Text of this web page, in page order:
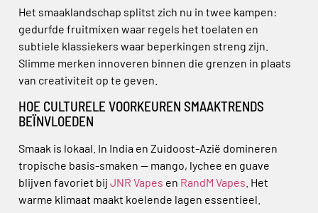
Het smaaklandschap splitst zich nu in twee kampen:
gedurfde fruitmixen waar regels het toelaten en
subtiele klassiekers waar beperkingen streng zijn.
Slimme merken innoveren binnen die grenzen in plaats
van creativiteit op te geven.
HOE CULTURELE VOORKEUREN SMAAKTRENDS
BEÏNVLOEDEN
Smaak is lokaal. In India en Zuidoost-Azië domineren
tropische basis-smaken — mango, lychee en guave
blijven favoriet bij JNR Vapes en RandM Vapes . Het
warme klimaat maakt koelende lagen essentieel.